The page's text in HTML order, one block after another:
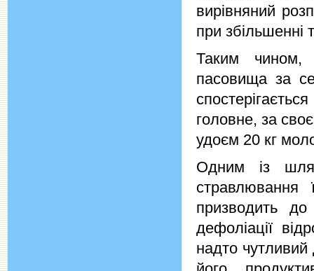
вирівняний
при збільшенні
Таким чином,
пасовища за
головне, за
удоєм 20 кг
Одним із
призводить до
дефоліації
надто